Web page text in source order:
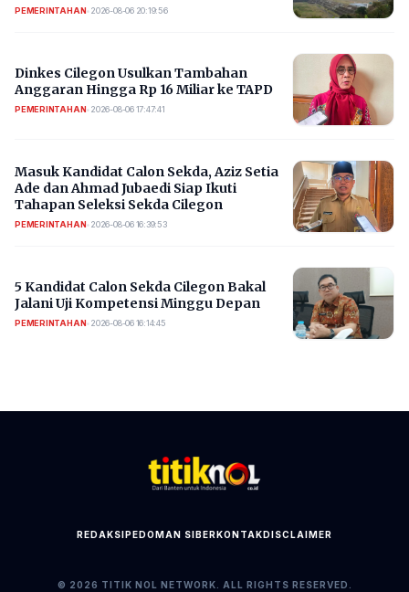
PEMERINTAHAN• 2026-08-06 20:19:56
Dinkes Cilegon Usulkan Tambahan
Anggaran Hingga Rp 16 Miliar ke TAPD
PEMERINTAHAN• 2026-08-06 17:47:41
Masuk Kandidat Calon Sekda, Aziz Setia
Ade dan Ahmad Jubaedi Siap Ikuti
Tahapan Seleksi Sekda Cilegon
PEMERINTAHAN• 2026-08-06 16:39:53
5 Kandidat Calon Sekda Cilegon Bakal
Jalani Uji Kompetensi Minggu Depan
PEMERINTAHAN• 2026-08-06 16:14:45
REDAKSI PEDOMAN SIBER KONTAK DISCLAIMER
© 2026 TITIK NOL NETWORK. ALL RIGHTS RESERVED.